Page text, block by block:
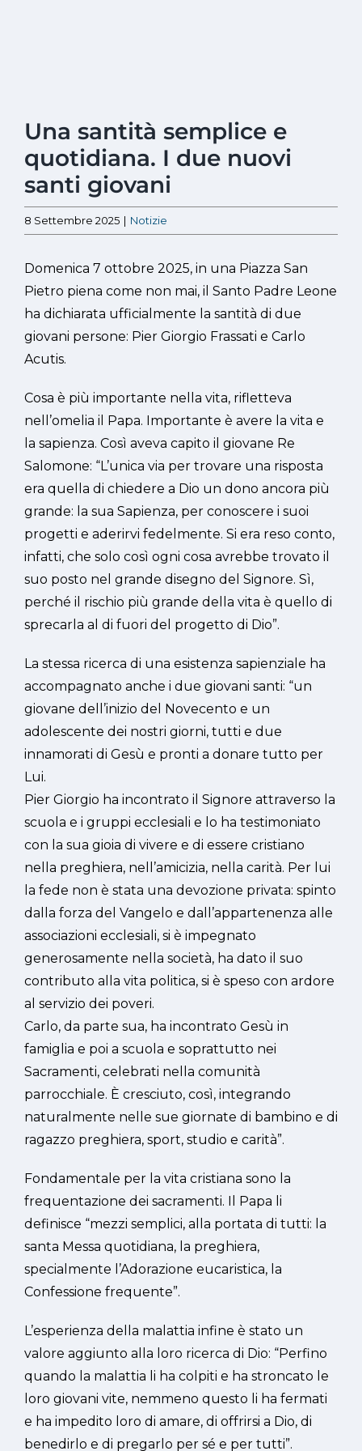
immagine
Una santità semplice e
quotidiana. I due nuovi
santi giovani
8 Settembre 2025 | Notizie
Domenica 7 ottobre 2025, in una Piazza San
Pietro piena come non mai, il Santo Padre Leone
ha dichiarata ufficialmente la santità di due
giovani persone: Pier Giorgio Frassati e Carlo
Acutis.
Cosa è più importante nella vita, rifletteva
nell’omelia il Papa. Importante è avere la vita e
la sapienza. Così aveva capito il giovane Re
Salomone: “L’unica via per trovare una risposta
era quella di chiedere a Dio un dono ancora più
grande: la sua Sapienza, per conoscere i suoi
progetti e aderirvi fedelmente. Si era reso conto,
infatti, che solo così ogni cosa avrebbe trovato il
suo posto nel grande disegno del Signore. Sì,
perché il rischio più grande della vita è quello di
sprecarla al di fuori del progetto di Dio”.
La stessa ricerca di una esistenza sapienziale ha
accompagnato anche i due giovani santi: “un
giovane dell’inizio del Novecento e un
adolescente dei nostri giorni, tutti e due
innamorati di Gesù e pronti a donare tutto per
Lui.
Pier Giorgio ha incontrato il Signore attraverso la
scuola e i gruppi ecclesiali e lo ha testimoniato
con la sua gioia di vivere e di essere cristiano
nella preghiera, nell’amicizia, nella carità. Per lui
la fede non è stata una devozione privata: spinto
dalla forza del Vangelo e dall’appartenenza alle
associazioni ecclesiali, si è impegnato
generosamente nella società, ha dato il suo
contributo alla vita politica, si è speso con ardore
al servizio dei poveri.
Carlo, da parte sua, ha incontrato Gesù in
famiglia e poi a scuola e soprattutto nei
Sacramenti, celebrati nella comunità
parrocchiale. È cresciuto, così, integrando
naturalmente nelle sue giornate di bambino e di
ragazzo preghiera, sport, studio e carità”.
Fondamentale per la vita cristiana sono la
frequentazione dei sacramenti. Il Papa li
definisce “mezzi semplici, alla portata di tutti: la
santa Messa quotidiana, la preghiera,
specialmente l’Adorazione eucaristica, la
Confessione frequente”.
L’esperienza della malattia infine è stato un
valore aggiunto alla loro ricerca di Dio: “Perfino
quando la malattia li ha colpiti e ha stroncato le
loro giovani vite, nemmeno questo li ha fermati
e ha impedito loro di amare, di offrirsi a Dio, di
benedirlo e di pregarlo per sé e per tutti”.